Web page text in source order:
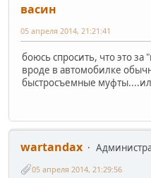
васин
05 апреля 2014, 21:21:41
боюсь спросить, что это за
вроде в автомобилке
быстросъемные
wartandax
05 апреля 2014, 21:29:56